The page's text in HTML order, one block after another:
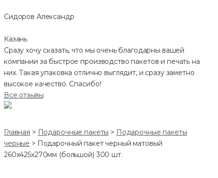
Сидоров Александр
Казань
Сразу хочу сказать, что мы очень благодарны вашей
компании за быстрое производство пакетов и печать на
них. Такая упаковка отлично выглядит, и сразу заметно
высокое качество. Спасибо!
Все отзывы
Главная > Подарочные пакеты > Подарочные пакеты
черные > Подарочный пакет черный матовый
260х425х270мм (большой) 300 шт.